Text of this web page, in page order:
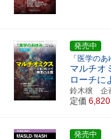
発売中
「医学の
マルチオ
ローチに
鈴木穣 企
定価 6,820
発売中